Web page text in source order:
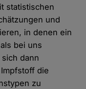
statistischen
und
in denen ein
bei uns
dann
die
zu